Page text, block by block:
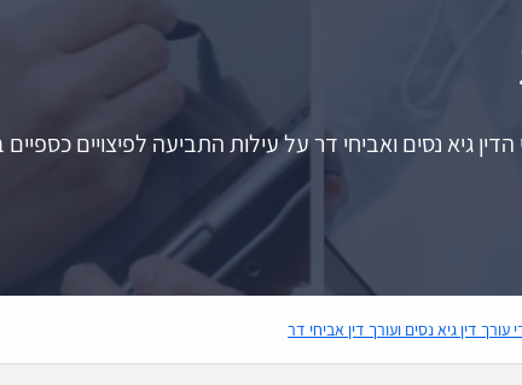
גיא נסים ואביחי דר על עילות התביעה לפיצויים
עורך דין גיא נסים ועורך דין אביחי דר